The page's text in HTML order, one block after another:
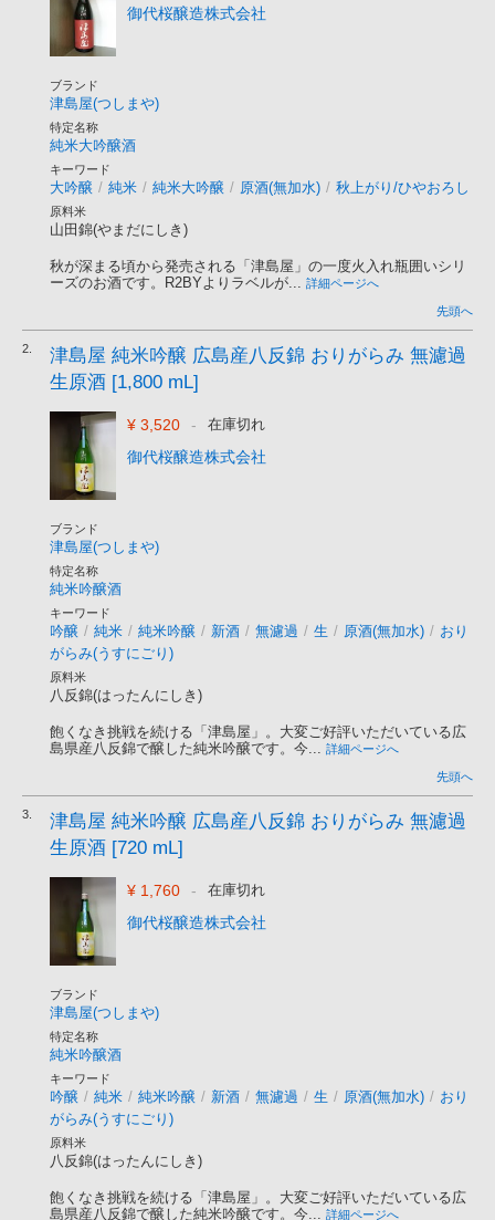
御代桜醸造株式会社
ブランド
津島屋(つしまや)
特定名称
純米大吟醸酒
キーワード
大吟醸 / 純米 / 純米大吟醸 / 原酒(無加水) / 秋上がり/ひやおろし
原料米
山田錦(やまだにしき)
秋が深まる頃から発売される「津島屋」の一度火入れ瓶囲いシリ
ーズのお酒です。R2BYよりラベルが... 詳細ページへ
先頭へ
2.
津島屋 純米吟醸 広島産八反錦 おりがらみ 無濾過
生原酒 [1,800 mL]
¥ 3,520 - 在庫切れ
御代桜醸造株式会社
ブランド
津島屋(つしまや)
特定名称
純米吟醸酒
キーワード
吟醸 / 純米 / 純米吟醸 / 新酒 / 無濾過 / 生 / 原酒(無加水) / おり
がらみ(うすにごり)
原料米
八反錦(はったんにしき)
飽くなき挑戦を続ける「津島屋」。大変ご好評いただいている広
島県産八反錦で醸した純米吟醸です。今... 詳細ページへ
先頭へ
3.
津島屋 純米吟醸 広島産八反錦 おりがらみ 無濾過
生原酒 [720 mL]
¥ 1,760 - 在庫切れ
御代桜醸造株式会社
ブランド
津島屋(つしまや)
特定名称
純米吟醸酒
キーワード
吟醸 / 純米 / 純米吟醸 / 新酒 / 無濾過 / 生 / 原酒(無加水) / おり
がらみ(うすにごり)
原料米
八反錦(はったんにしき)
飽くなき挑戦を続ける「津島屋」。大変ご好評いただいている広
島県産八反錦で醸した純米吟醸です。今... 詳細ページへ